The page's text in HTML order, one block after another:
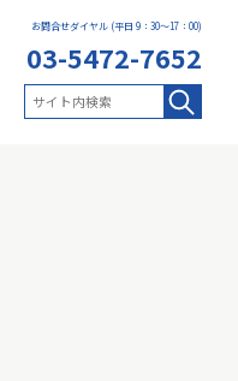
お問合せダイヤル (平日 9：30～17：00)
03-5472-7652